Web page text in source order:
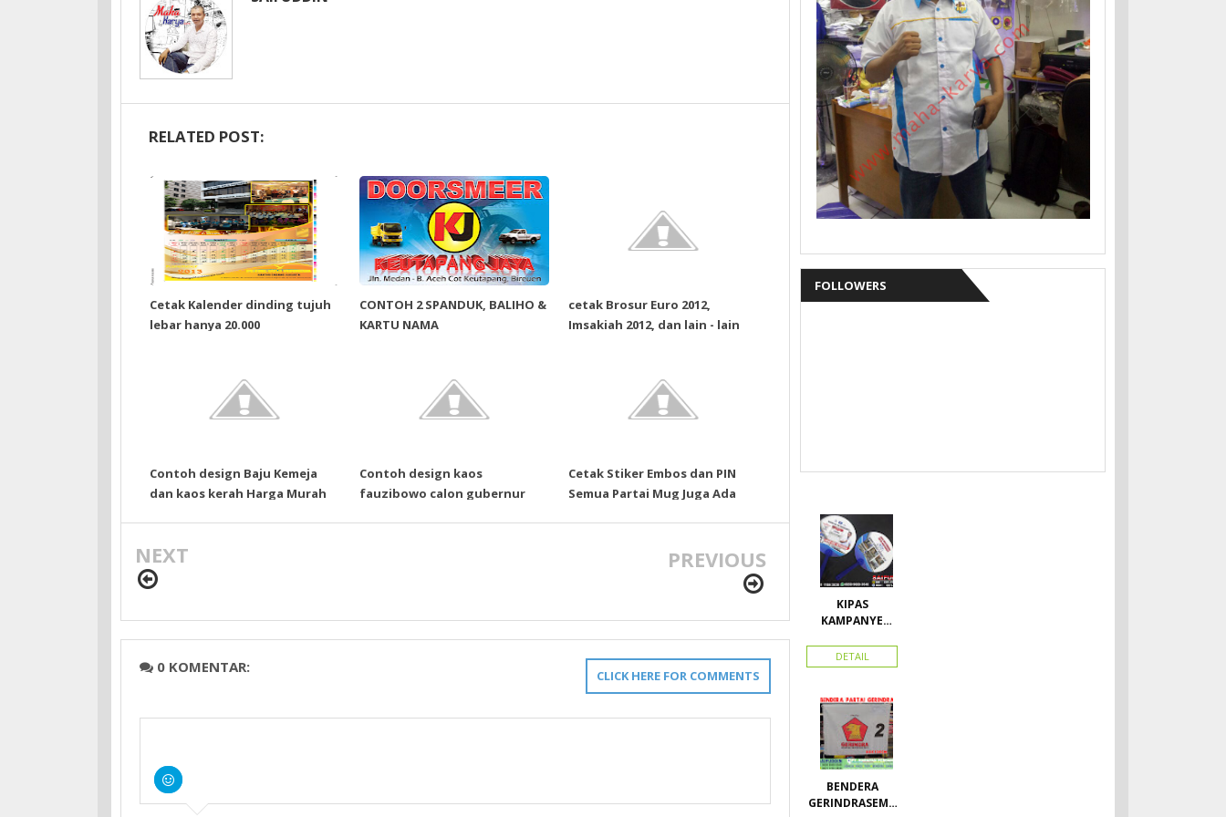
RELATED POST:
Cetak Kalender dinding tujuh
lebar hanya 20.000
CONTOH 2 SPANDUK, BALIHO &
KARTU NAMA
cetak Brosur Euro 2012,
Imsakiah 2012, dan lain - lain
Contoh design Baju Kemeja
dan kaos kerah Harga Murah
Contoh design kaos
fauzibowo calon gubernur
Cetak Stiker Embos dan PIN
Semua Partai Mug Juga Ada
NEXT PREVIOUS
CLICK HERE FOR COMMENTS
0 KOMENTAR:
FOLLOWERS
KIPAS
KAMPANYE
DETAIL
BENDERA
GERINDRASEMU